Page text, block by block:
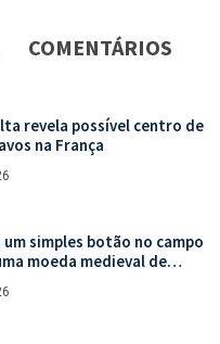
COMENTÁRIOS
revela possível centro de
na França
um simples botão no campo
moeda medieval de